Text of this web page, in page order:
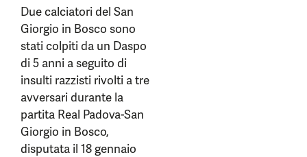
Due calciatori del San
Giorgio in Bosco sono
stati colpiti da un Daspo
di 5 anni a seguito di
insulti razzisti rivolti a tre
avversari durante la
partita Real Padova-San
Giorgio in Bosco,
disputata il 18 gennaio